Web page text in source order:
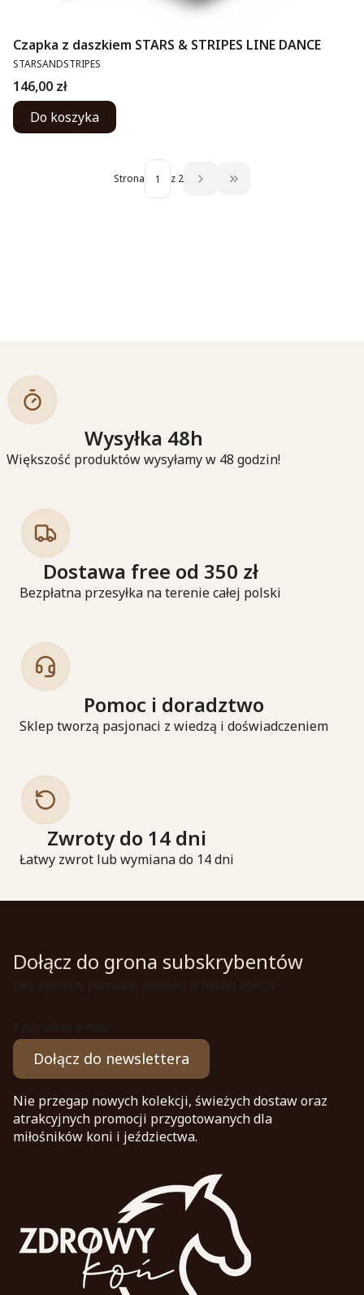
Czapka z daszkiem STARS & STRIPES LINE DANCE
PRODUCENT
STARSANDSTRIPES
Cena
146,00 zł
Do koszyka
Strona z 2 Przejdź do ostatniej
Wysyłka 48h
Większość produktów wysyłamy w 48 godzin!
Dostawa free od 350 zł
Bezpłatna przesyłka na terenie całej polski
Pomoc i doradztwo
Sklep tworzą pasjonaci z wiedzą i doświadczeniem
Zwroty do 14 dni
Łatwy zwrot lub wymiana do 14 dni
Dołącz do grona subskrybentów
Dołącz do newslettera
Nie przegap nowych kolekcji, świeżych dostaw oraz
atrakcyjnych promocji przygotowanych dla
miłośników koni i jeździectwa.